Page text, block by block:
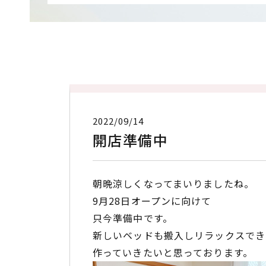
2022/09/14
開店準備中
朝晩涼しくなってまいりましたね。
9月28日オープンに向けて
只今準備中です。
新しいベッドも搬入しリラックスで
作っていきたいと思っております。